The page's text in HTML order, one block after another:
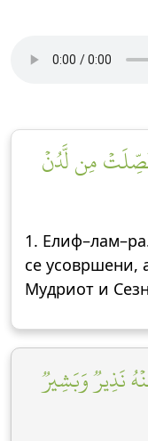
مِن لَّدُنۡ
1.
се усовршени,
Мудриот и
نَذِيرٞ وَبَشِيرٞ